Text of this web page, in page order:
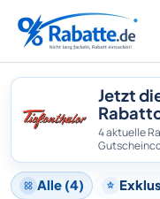
Jetzt
4 aktuelle
Alle (4)